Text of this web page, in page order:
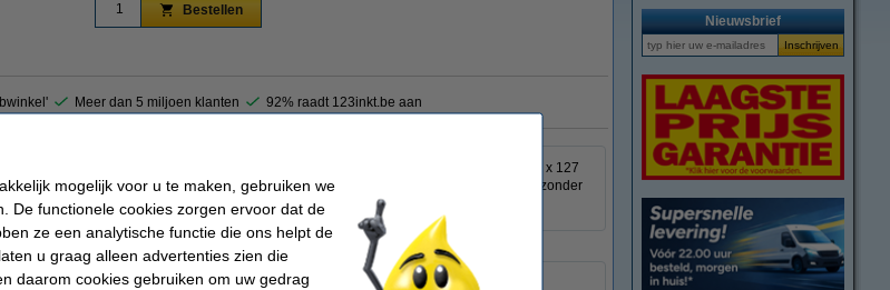
Bestellen
Meer dan 5 miljoen klanten 92% raadt 123inkt.be aan
memoblok met 360 graden lijmrand (100 vellen). De goudgele notitieblaadjes van 76 x 127
op vrijwel elk oppervlak. U kan de blaadjes eenvoudig verplaatsen of verwijderen zonder
het organiseren van documenten.
Afmetingen:
76 x 127 mm (LxB)
Nieuwsbrief
mogelijk voor u te maken, gebruiken we
De functionele cookies zorgen ervoor dat de
ze een analytische functie die ons helpt de
u graag alleen advertenties zien die
daarom cookies gebruiken om uw gedrag